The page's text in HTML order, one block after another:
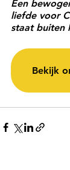
Een
liefde voor
staat buiten